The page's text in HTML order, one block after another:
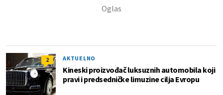
2 AKTUELNO
Kineski proizvođač luksuznih automobila koji
pravi i predsedničke limuzine cilja Evropu